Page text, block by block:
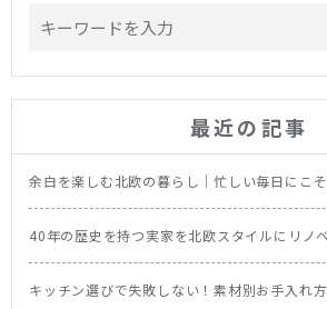
最近の記事
余白を楽しむ北欧の暮らし｜忙しい毎日にこ
40年の歴史を持つ実家を北欧スタイルにリノ
キッチン選びで失敗しない！素材別お手入れ